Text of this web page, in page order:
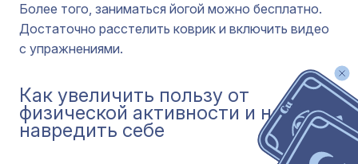
Более того, заниматься йогой можно бесплатно.
Достаточно расстелить коврик и включить видео
с упражнениями.
Как увеличить пользу от
физической активности и не
навредить себе